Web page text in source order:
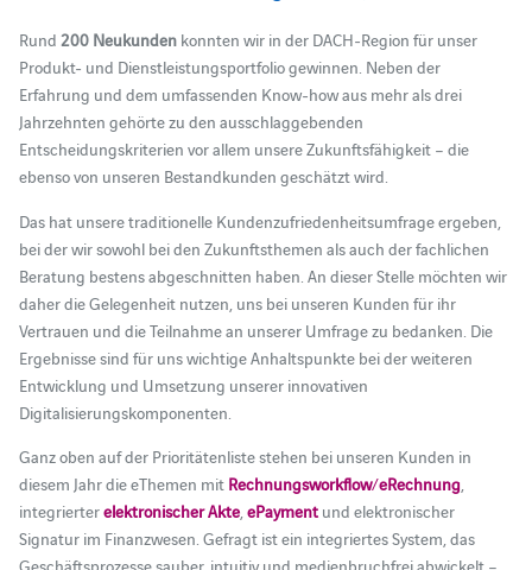
Rund 200 Neukundenkonnten wir in der DACH-Region für unser
Produkt- und Dienstleistungsportfolio gewinnen. Neben der
Erfahrung und dem umfassenden Know-how aus mehr als drei
Jahrzehnten gehörte zu den ausschlaggebenden
Entscheidungskriterien vor allem unsere Zukunftsfähigkeit – die
ebenso von unseren Bestandkunden geschätzt wird.
Das hat unsere traditionelle Kundenzufriedenheitsumfrage ergeben,
bei der wir sowohl bei den Zukunftsthemen als auch der fachlichen
Beratung bestens abgeschnitten haben. An dieser Stelle möchten wir
daher die Gelegenheit nutzen, uns bei unseren Kunden für ihr
Vertrauen und die Teilnahme an unserer Umfrage zu bedanken. Die
Ergebnisse sind für uns wichtige Anhaltspunkte bei der weiteren
Entwicklung und Umsetzung unserer innovativen
Digitalisierungskomponenten.
Ganz oben auf der Prioritätenliste stehen bei unseren Kunden in
diesem Jahr die eThemen mit Rechnungsworkflow/eRechnung,
integrierterelektronischer Akte,ePaymentund elektronischer
Signatur im Finanzwesen. Gefragt ist ein integriertes System, das